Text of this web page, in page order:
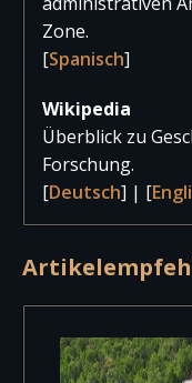
Zone.
[Spanisch]
Wikipedia
Überblick zu
Forschung.
[Deutsch] | [